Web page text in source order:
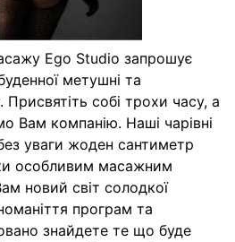
Ego Studio запрошує
метушні та
собі трохи часу, а
Вам компанію. Наші чарівні
уваги жоден сантиметр
особливим масажним
новий світ солодкої
програм та
знайдете те що буде